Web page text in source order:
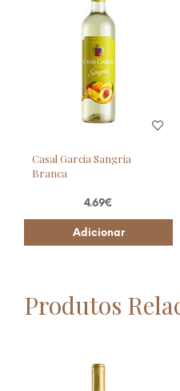
Casal Garcia Sangria
Branca
4.69€
Adicionar
Produtos